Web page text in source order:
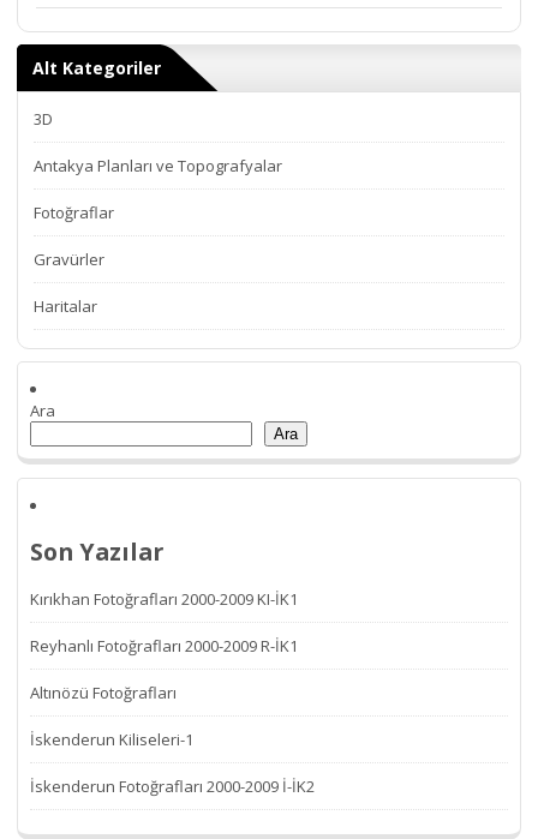
Alt Kategoriler
3D
Antakya Planları ve Topografyalar
Fotoğraflar
Gravürler
Haritalar
Ara
Ara
Son Yazılar
Kırıkhan Fotoğrafları 2000-2009 KI-İK1
Reyhanlı Fotoğrafları 2000-2009 R-İK1
Altınözü Fotoğrafları
İskenderun Kiliseleri-1
İskenderun Fotoğrafları 2000-2009 İ-İK2